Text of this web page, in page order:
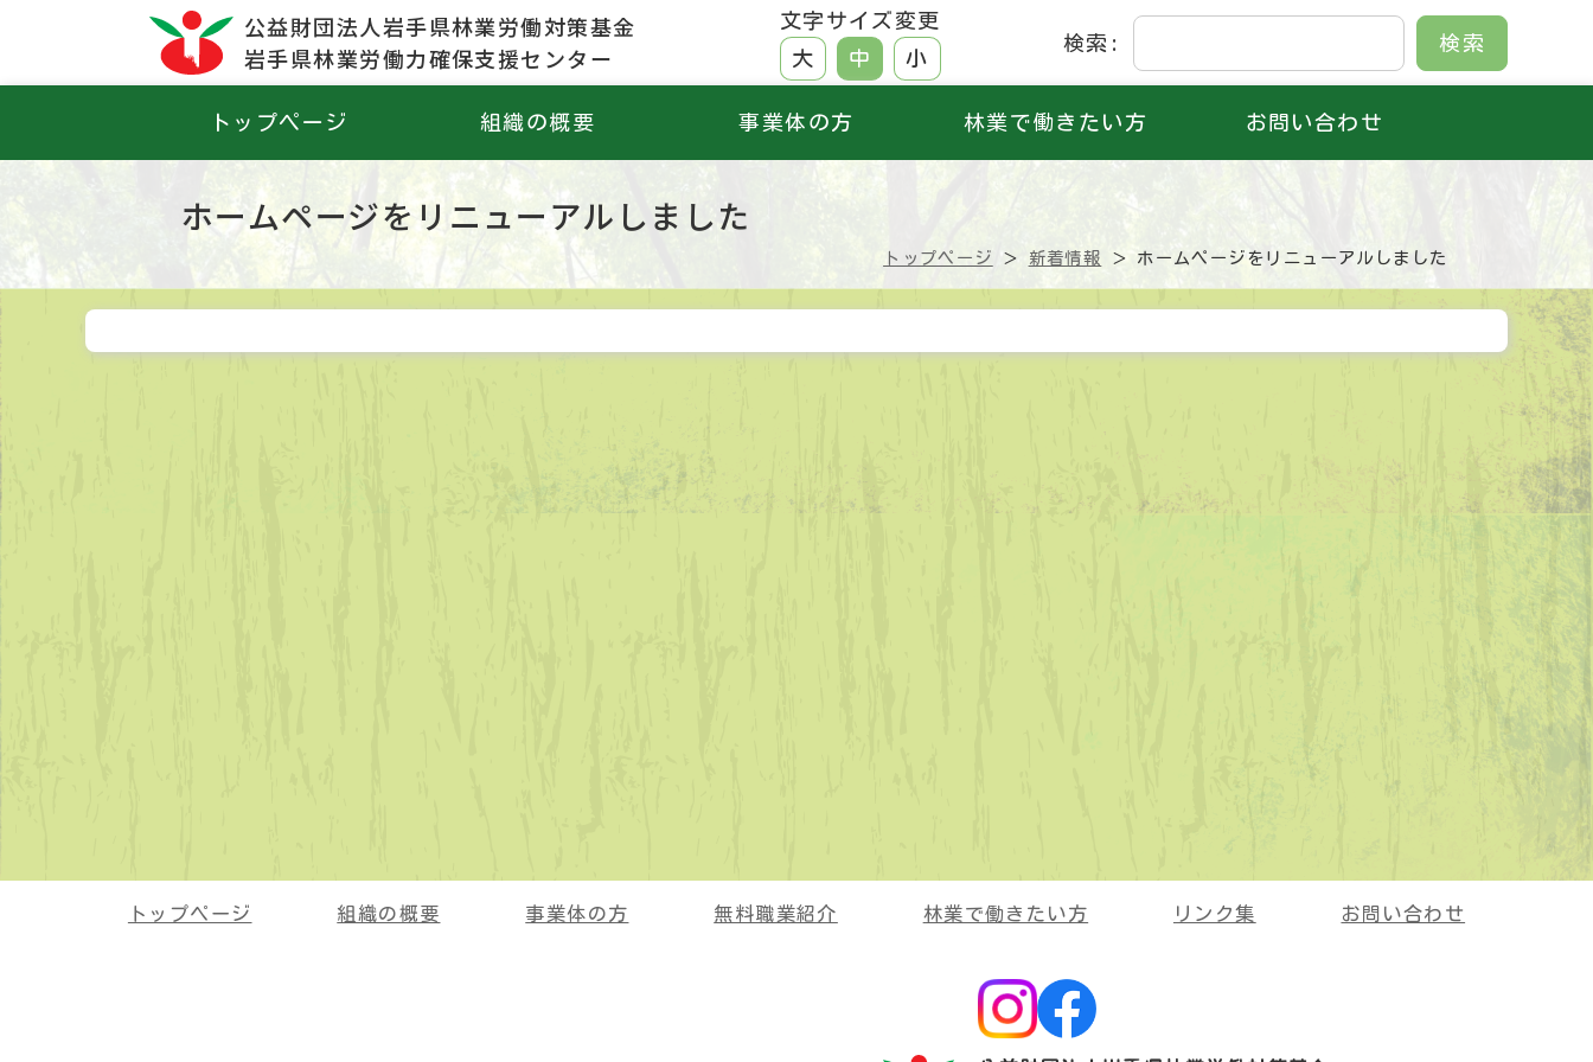
公益財団法人岩手県林業労働対策基金
岩手県林業労働力確保支援センター
文字サイズ変更
大
中 小
検索:
トップページ 組織の概要 事業体の方 林業で働きたい方 お問い合わせ
ホームページをリニューアルしました
トップページ 新着情報 ホームページをリニューアルしました
トップページ 組織の概要 事業体の方 無料職業紹介 林業で働きたい方 リンク集 お問い合わせ